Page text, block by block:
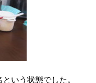
いう状態でした。